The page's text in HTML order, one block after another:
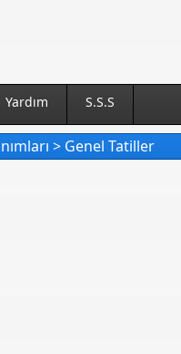
Yardım S.S.S
> Genel Tatiller